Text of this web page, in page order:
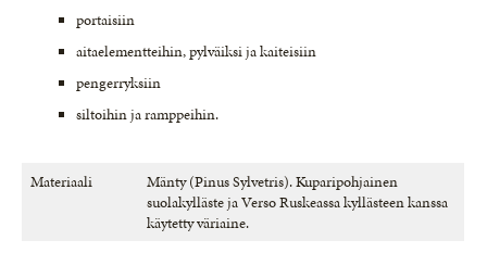
portaisiin
aitaelementteihin, pylväiksi ja kaiteisiin
pengerryksiin
siltoihin ja ramppeihin.
Materiaali
Mänty (Pinus Sylvetris). Kuparipohjainen
suolakylläste ja Verso Ruskeassa kyllästeen kanssa
käytetty väriaine.